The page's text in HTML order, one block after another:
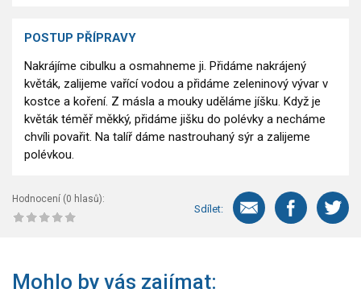
POSTUP PŘÍPRAVY
Nakrájíme cibulku a osmahneme ji. Přidáme nakrájený
květák, zalijeme vařící vodou a přidáme zeleninový vývar v
kostce a koření. Z másla a mouky uděláme jíšku. Když je
květák téměř měkký, přidáme jišku do polévky a necháme
chvíli povařit. Na talíř dáme nastrouhaný sýr a zalijeme
polévkou.
Hodnocení (0 hlasů):
Sdílet:
Mohlo by vás zajímat: